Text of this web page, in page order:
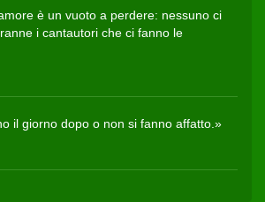
è un vuoto a perdere: nessuno ci
i cantautori che ci fanno le
il giorno dopo o non si fanno affatto.»